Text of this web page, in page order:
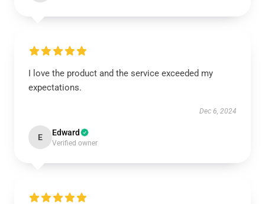
I love the product and the service exceeded my
expectations.
Dec 6, 2024
E Edward
Verified owner